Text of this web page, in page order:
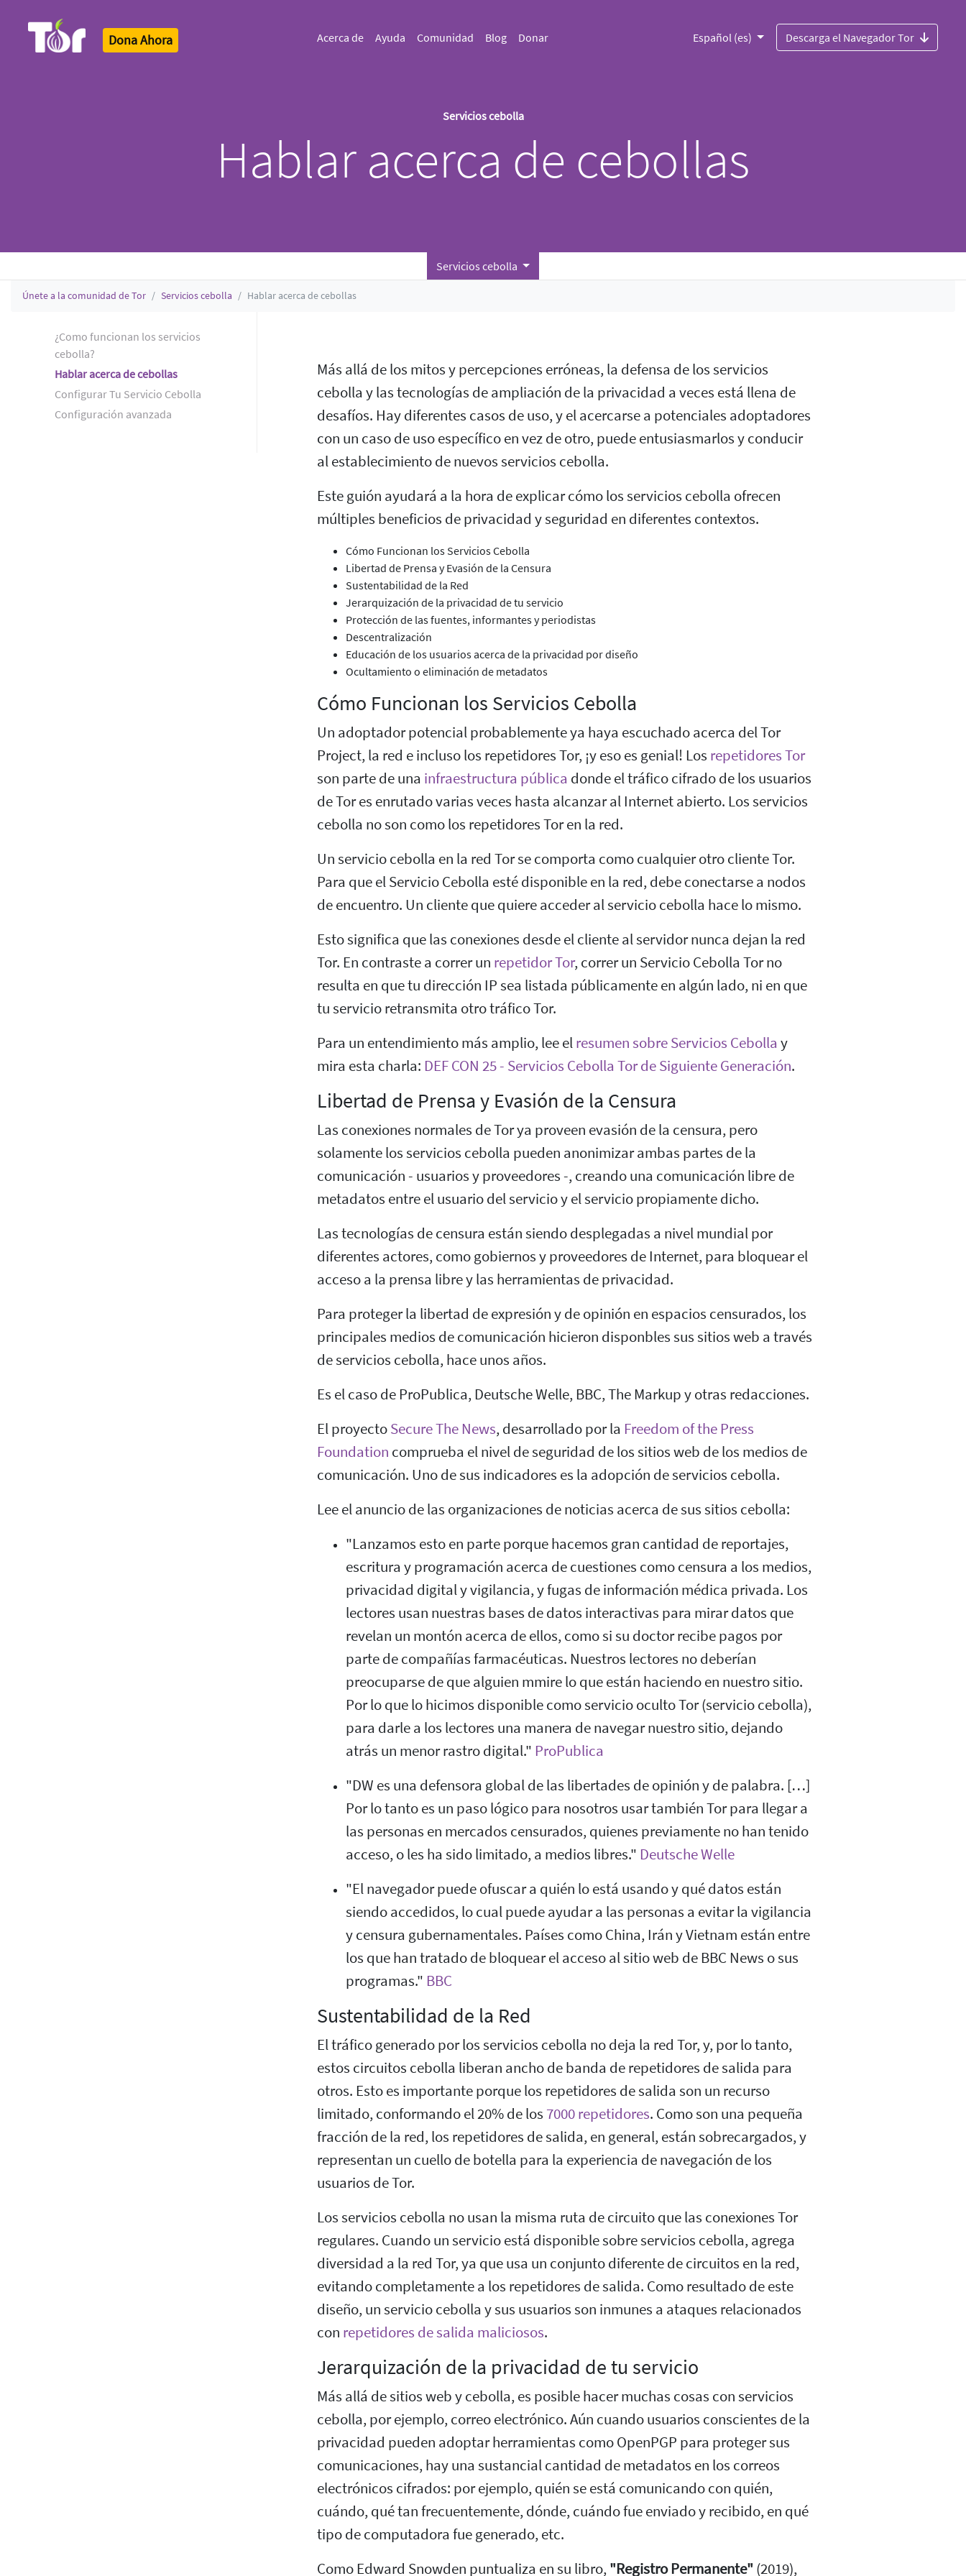
Dona Ahora Acerca de Ayuda Comunidad Blog Donar Español (es) Descarga el Navegador Tor
Servicios cebolla
Hablar acerca de cebollas
Servicios cebolla
Únete a la comunidad de Tor Servicios cebolla Hablar acerca de cebollas
¿Como funcionan los servicios
cebolla?
Hablar acerca de cebollas
Configurar Tu Servicio Cebolla
Configuración avanzada
Más allá de los mitos y percepciones erróneas, la defensa de los servicios
cebolla y las tecnologías de ampliación de la privacidad a veces está llena de
desafíos. Hay diferentes casos de uso, y el acercarse a potenciales adoptadores
con un caso de uso específico en vez de otro, puede entusiasmarlos y conducir
al establecimiento de nuevos servicios cebolla.
Este guión ayudará a la hora de explicar cómo los servicios cebolla ofrecen
múltiples beneficios de privacidad y seguridad en diferentes contextos.
Cómo Funcionan los Servicios Cebolla
Libertad de Prensa y Evasión de la Censura
Sustentabilidad de la Red
Jerarquización de la privacidad de tu servicio
Protección de las fuentes, informantes y periodistas
Descentralización
Educación de los usuarios acerca de la privacidad por diseño
Ocultamiento o eliminación de metadatos
Cómo Funcionan los Servicios Cebolla
Un adoptador potencial probablemente ya haya escuchado acerca del Tor
Project, la red e incluso los repetidores Tor, ¡y eso es genial! Los repetidores Tor
son parte de una infraestructura pública donde el tráfico cifrado de los usuarios
de Tor es enrutado varias veces hasta alcanzar al Internet abierto. Los servicios
cebolla no son como los repetidores Tor en la red.
Un servicio cebolla en la red Tor se comporta como cualquier otro cliente Tor.
Para que el Servicio Cebolla esté disponible en la red, debe conectarse a nodos
de encuentro. Un cliente que quiere acceder al servicio cebolla hace lo mismo.
Esto significa que las conexiones desde el cliente al servidor nunca dejan la red
Tor. En contraste a correr un repetidor Tor, correr un Servicio Cebolla Tor no
resulta en que tu dirección IP sea listada públicamente en algún lado, ni en que
tu servicio retransmita otro tráfico Tor.
Para un entendimiento más amplio, lee elresumen sobre Servicios Cebolla y
mira esta charla: DEF CON 25 - Servicios Cebolla Tor de Siguiente Generación.
Libertad de Prensa y Evasión de la Censura
Las conexiones normales de Tor ya proveen evasión de la censura, pero
solamente los servicios cebolla pueden anonimizar ambas partes de la
comunicación - usuarios y proveedores -, creando una comunicación libre de
metadatos entre el usuario del servicio y el servicio propiamente dicho.
Las tecnologías de censura están siendo desplegadas a nivel mundial por
diferentes actores, como gobiernos y proveedores de Internet, para bloquear el
acceso a la prensa libre y las herramientas de privacidad.
Para proteger la libertad de expresión y de opinión en espacios censurados, los
principales medios de comunicación hicieron disponbles sus sitios web a través
de servicios cebolla, hace unos años.
Es el caso de ProPublica, Deutsche Welle, BBC, The Markup y otras redacciones.
El proyectoSecure The News, desarrollado por la Freedom of the Press
Foundation comprueba el nivel de seguridad de los sitios web de los medios de
comunicación. Uno de sus indicadores es la adopción de servicios cebolla.
Lee el anuncio de las organizaciones de noticias acerca de sus sitios cebolla:
"Lanzamos esto en parte porque hacemos gran cantidad de reportajes,
escritura y programación acerca de cuestiones como censura a los medios,
privacidad digital y vigilancia, y fugas de información médica privada. Los
lectores usan nuestras bases de datos interactivas para mirar datos que
revelan un montón acerca de ellos, como si su doctor recibe pagos por
parte de compañías farmacéuticas. Nuestros lectores no deberían
preocuparse de que alguien mmire lo que están haciendo en nuestro sitio.
Por lo que lo hicimos disponible como servicio oculto Tor (servicio cebolla),
para darle a los lectores una manera de navegar nuestro sitio, dejando
atrás un menor rastro digital." ProPublica
"DW es una defensora global de las libertades de opinión y de palabra. […]
Por lo tanto es un paso lógico para nosotros usar también Tor para llegar a
las personas en mercados censurados, quienes previamente no han tenido
acceso, o les ha sido limitado, a medios libres." Deutsche Welle
"El navegador puede ofuscar a quién lo está usando y qué datos están
siendo accedidos, lo cual puede ayudar a las personas a evitar la vigilancia
y censura gubernamentales. Países como China, Irán y Vietnam están entre
los que han tratado de bloquear el acceso al sitio web de BBC News o sus
programas." BBC
Sustentabilidad de la Red
El tráfico generado por los servicios cebolla no deja la red Tor, y, por lo tanto,
estos circuitos cebolla liberan ancho de banda de repetidores de salida para
otros. Esto es importante porque los repetidores de salida son un recurso
limitado, conformando el 20% de los 7000 repetidores. Como son una pequeña
fracción de la red, los repetidores de salida, en general, están sobrecargados, y
representan un cuello de botella para la experiencia de navegación de los
usuarios de Tor.
Los servicios cebolla no usan la misma ruta de circuito que las conexiones Tor
regulares. Cuando un servicio está disponible sobre servicios cebolla, agrega
diversidad a la red Tor, ya que usa un conjunto diferente de circuitos en la red,
evitando completamente a los repetidores de salida. Como resultado de este
diseño, un servicio cebolla y sus usuarios son inmunes a ataques relacionados
con repetidores de salida maliciosos.
Jerarquización de la privacidad de tu servicio
Más allá de sitios web y cebolla, es posible hacer muchas cosas con servicios
cebolla, por ejemplo, correo electrónico. Aún cuando usuarios conscientes de la
privacidad pueden adoptar herramientas como OpenPGP para proteger sus
comunicaciones, hay una sustancial cantidad de metadatos en los correos
electrónicos cifrados: por ejemplo, quién se está comunicando con quién,
cuándo, qué tan frecuentemente, dónde, cuándo fue enviado y recibido, en qué
tipo de computadora fue generado, etc.
Como Edward Snowden puntualiza en su libro,"Registro Permanente" (2019),